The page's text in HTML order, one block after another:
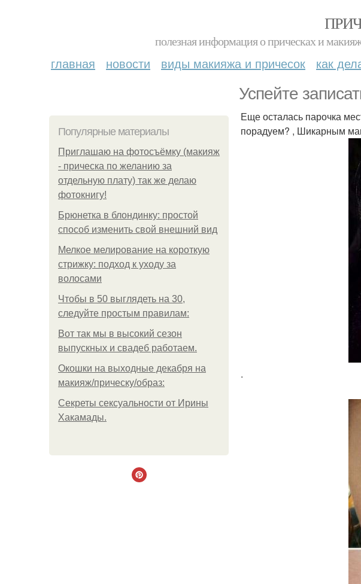
полезная информация о прическах и
главная новости виды макияжа и причесок как
Успейте
Популярные материалы
Приглашаю на фотосъёмку (макияж
- прическа по желанию за
отдельную плату) так же делаю
фотокнигу!
Брюнетка в блондинку: простой
способ изменить свой внешний вид
Мелкое мелирование на короткую
стрижку: подход к уходу за
волосами
Чтобы в 50 выглядеть на 30,
следуйте простым правилам:
Вот так мы в высокий сезон
выпускных и свадеб работаем.
Окошки на выходные декабря на
макияж/прическу/образ:
Секреты сексуальности от Ирины
Хакамады.
Еще осталась парочка
порадуем? , Шикарным
.